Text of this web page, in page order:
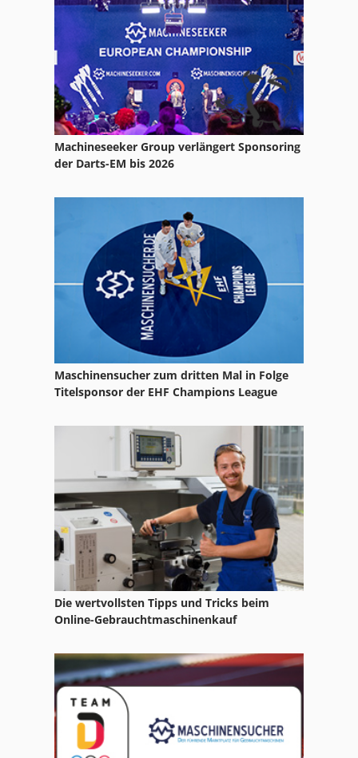
Machineseeker Group verlängert Sponsoring
der Darts-EM bis 2026
Maschinensucher zum dritten Mal in Folge
Titelsponsor der EHF Champions League
Die wertvollsten Tipps und Tricks beim
Online-Gebrauchtmaschinenkauf